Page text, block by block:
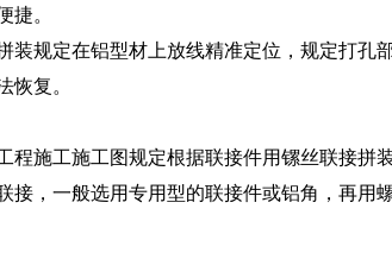
捷。
装规定在铝型材上放线精准定位，规定打孔
恢复。
程施工施工图规定根据联接件用镙丝联接拼
接，一般选用专用型的联接件或铝角，再用